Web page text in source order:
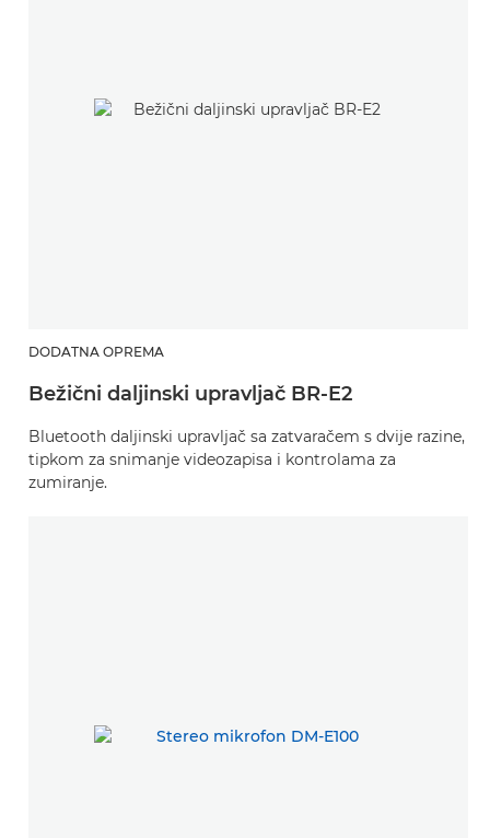
DODATNA OPREMA
Bežični daljinski upravljač BR-E2
Bluetooth daljinski upravljač sa zatvaračem s dvije razine,
tipkom za snimanje videozapisa i kontrolama za
zumiranje.